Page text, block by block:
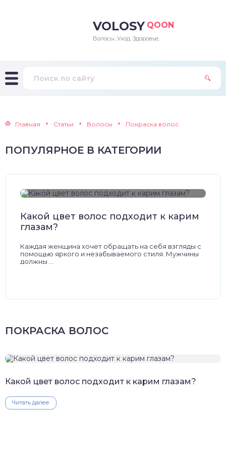
VOLOSY QOON
Волосы. Уход. Здоровье.
Главная Статьи Волосы Покраска волос
ПОПУЛЯРНОЕ В КАТЕГОРИИ
Какой цвет волос подходит к карим
глазам?
Каждая женщина хочет обращать на себя взгляды с
помощью яркого и незабываемого стиля. Мужчины
должны ...
ПОКРАСКА ВОЛОС
Какой цвет волос подходит к карим глазам?
Читать далее